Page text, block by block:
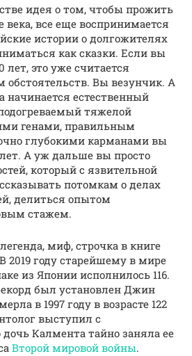
идея о том, чтобы прожить
все еще воспринимается
истории о долгожителях
как сказки. Если вы
это уже считается
Вы везунчик. А
начинается естественный
тяжелой
генами, правильным
глубокими карманами вы
А уж дальше вы просто
который с язвительной
потомкам о делах
делиться опытом
стажем.
миф, строчка в книге
2019 году старейшему в мире
из Японии исполнилось 116.
был установлен Джин
в 1997 году в возрасте 122
выступил с
Калмента тайно заняла ее
Второй мировой войны.